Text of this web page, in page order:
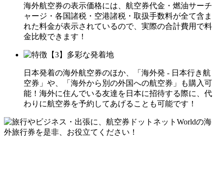
海外航空券の表示価格には、航空券代金・燃油サーチ
ャージ・各国諸税・空港諸税・取扱手数料が全て含ま
れた料金が表示されているので、実際の合計費用で料
金比較できます！
日本発着の海外航空券のほか、「海外発 - 日本行き航
空券」や、「海外から別の外国への航空券」も購入可
能！海外に住んでいる友達を日本に招待する際に、代
わりに航空券を予約してあげることも可能です！